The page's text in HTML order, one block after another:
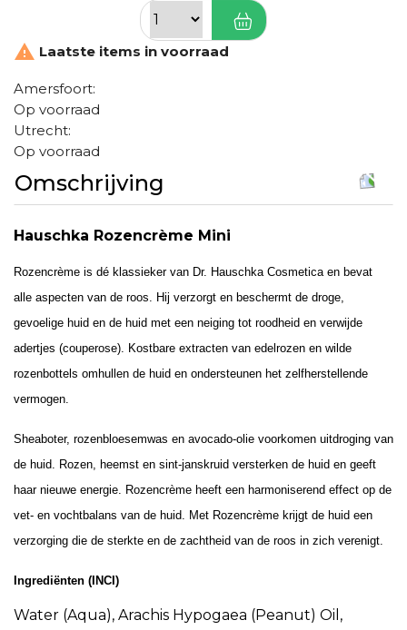
 Laatste items in voorraad
Amersfoort:
Op voorraad
Utrecht:
Op voorraad
Omschrijving
Hauschka Rozencrème Mini
Rozencrème is dé klassieker van Dr. Hauschka Cosmetica en bevat
alle aspecten van de roos. Hij verzorgt en beschermt de droge,
gevoelige huid en de huid met een neiging tot roodheid en verwijde
adertjes (couperose). Kostbare extracten van edelrozen en wilde
rozenbottels omhullen de huid en ondersteunen het zelfherstellende
vermogen.
Sheaboter, rozenbloesemwas en avocado-olie voorkomen uitdroging van
de huid. Rozen, heemst en sint-janskruid versterken de huid en geeft
haar nieuwe energie. Rozencrème heeft een harmoniserend effect op de
vet- en vochtbalans van de huid. Met Rozencrème krijgt de huid een
verzorging die de sterkte en de zachtheid van de roos in zich verenigt.
Ingrediënten (INCI)
Water (Aqua), Arachis Hypogaea (Peanut) Oil,